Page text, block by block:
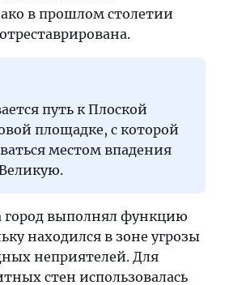
в прошлом столетии
путь к Плоской
площадке, с которой
местом впадения
город выполнял функцию
находился в зоне угрозы
неприятелей. Для
стен использовалась